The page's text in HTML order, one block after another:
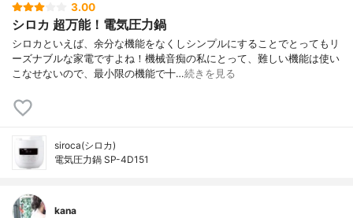
3.00
シロカ 超万能！電気圧力鍋
シロカといえば、余分な機能をなくしシンプルにすることでとってもリ
ーズナブルな家電ですよね！機械音痴の私にとって、難しい機能は使い
こなせないので、最小限の機能で十…続きを見る
siroca(シロカ)
電気圧力鍋 SP-4D151
kana